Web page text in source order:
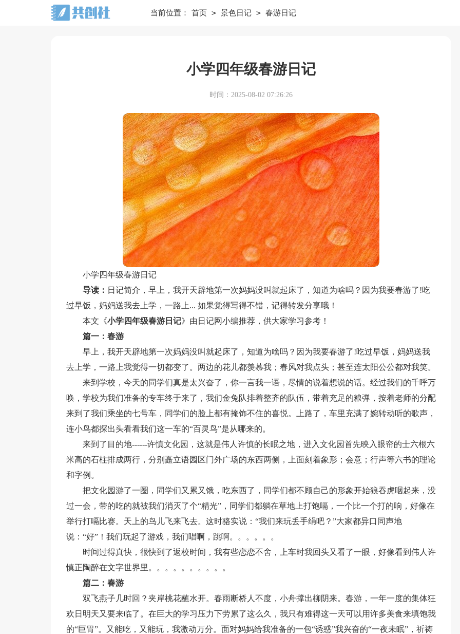
当前位置： 首页 > 景色日记 > 春游日记
小学四年级春游日记
时间：2025-08-02 07:26:26
小学四年级春游日记
导读： 日记简介，早上，我开天辟地第一次妈妈没叫就起床了，知道为啥吗？因为我要春游了!吃
过早饭，妈妈送我去上学，一路上... 如果觉得写得不错，记得转发分享哦！
本文《小学四年级春游日记》由日记网小编推荐，供大家学习参考！
篇一：春游
早上，我开天辟地第一次妈妈没叫就起床了，知道为啥吗？因为我要春游了!吃过早饭，妈妈送我
去上学，一路上我觉得一切都变了。两边的花儿都羡慕我；春风对我点头；甚至连太阳公公都对我笑。
来到学校，今天的同学们真是太兴奋了，你一言我一语，尽情的说着想说的话。经过我们的千呼万
唤，学校为我们准备的专车终于来了，我们金兔队排着整齐的队伍，带着充足的粮弹，按着老师的分配
来到了我们乘坐的七号车，同学们的脸上都有掩饰不住的喜悦。上路了，车里充满了婉转动听的歌声，
连小鸟都探出头看看我们这一车的“百灵鸟”是从哪来的。
来到了目的地------许慎文化园，这就是伟人许慎的长眠之地，进入文化园首先映入眼帘的士六根六
米高的石柱排成两行，分别矗立语园区门外广场的东西两侧，上面刻着象形；会意；行声等六书的理论
和字例。
把文化园游了一圈，同学们又累又饿，吃东西了，同学们都不顾自己的形象开始狼吞虎咽起来，没
过一会，带的吃的就被我们消灭了个“精光”，同学们都躺在草地上打饱嗝，一个比一个打的响，好像在
举行打嗝比赛。天上的鸟儿飞来飞去。这时骆实说：“我们来玩丢手绢吧？”大家都异口同声地
说：“好”！我们玩起了游戏，我们唱啊，跳啊。。。。。。
时间过得真快，很快到了返校时间，我有些恋恋不舍，上车时我回头又看了一眼，好像看到伟人许
慎正陶醉在文字世界里。。。。。。。。。。
篇二：春游
双飞燕子几时回？夹岸桃花蘸水开。春雨断桥人不度，小舟撑出柳阴来。春游，一年一度的集体狂
欢日明天又要来临了。在巨大的学习压力下劳累了这么久，我只有难得这一天可以用许多美食来填饱我
的“巨胃”。又能吃，又能玩，我激动万分。面对妈妈给我准备的一包“诱惑”我兴奋的“一夜未眠”，祈祷